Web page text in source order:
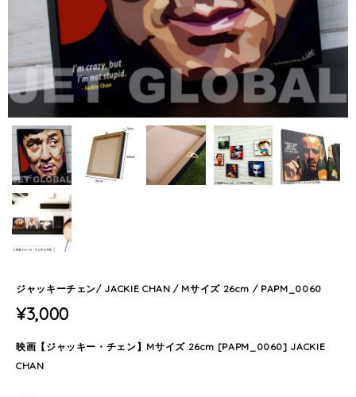
ジャッキーチェン/ JACKIE CHAN / Mサイズ 26cm / PAPM_0060
¥3,000
映画【ジャッキー・チェン】Mサイズ 26cm [PAPM_0060] JACKIE
CHAN